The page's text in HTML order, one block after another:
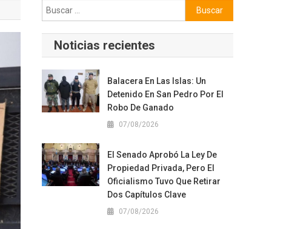
Buscar:
Noticias recientes
Balacera En Las Islas: Un
Detenido En San Pedro Por El
Robo De Ganado
07/08/2026
El Senado Aprobó La Ley De
Propiedad Privada, Pero El
Oficialismo Tuvo Que Retirar
Dos Capítulos Clave
07/08/2026